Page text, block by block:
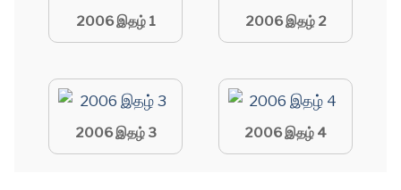
2006 இதழ் 1 2006 இதழ் 2
2006 இதழ் 3 2006 இதழ் 4